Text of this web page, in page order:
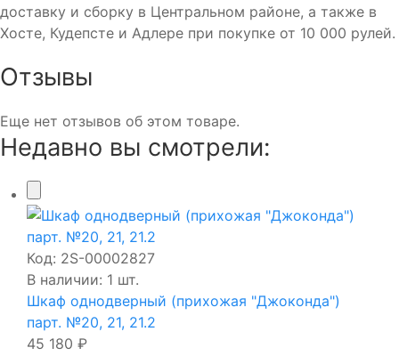
доставку и сборку в Центральном районе, а также в
Хосте, Кудепсте и Адлере при покупке от 10 000 рулей.
Отзывы
Еще нет отзывов об этом товаре.
Недавно вы смотрели:
Код: 2S-00002827
В наличии: 1 шт.
Шкаф однодверный (прихожая "Джоконда")
парт. №20, 21, 21.2
45 180 ₽